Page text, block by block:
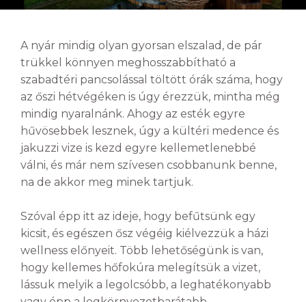
A nyár mindig olyan gyorsan elszalad, de pár
trükkel könnyen meghosszabbítható a
szabadtéri pancsolással töltött órák száma, hogy
az őszi hétvégéken is úgy érezzük, mintha még
mindig nyaralnánk. Ahogy az esték egyre
hűvösebbek lesznek, úgy a kültéri medence és
jakuzzi vize is kezd egyre kellemetlenebbé
válni, és már nem szívesen csobbanunk benne,
na de akkor meg minek tartjuk.
Szóval épp itt az ideje, hogy befűtsünk egy
kicsit, és egészen ősz végéig kiélvezzük a házi
wellness előnyeit. Több lehetőségünk is van,
hogy kellemes hőfokúra melegítsük a vizet,
lássuk melyik a legolcsóbb, a leghatékonyabb